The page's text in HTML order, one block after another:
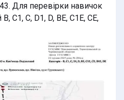
Для перевірки навичок
C1, C, D1, D, BE, C1E, CE,